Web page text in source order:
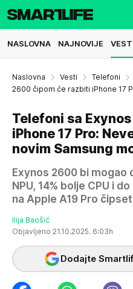
NASLOVNA NAJNOVIJE
Naslovna Vesti Telefoni
2600 čipom će razbiti iPhone 17
Telefoni sa
iPhone 17 Pro:
novim Samsung
Exynos 2600 bi mogao
NPU, 14% bolje CPU i
na Apple A19 Pro
Ilija Baošić
Objavljeno 21.10.2025. 6:03h
Dodajte